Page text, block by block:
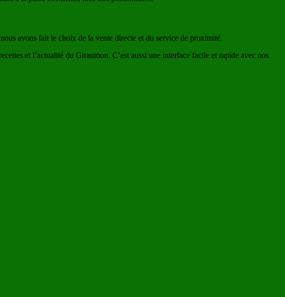
avons fait le choix de la vente directe et du service de proximité.
et l’actualité du Giraumon. C’est aussi une interface facile et rapide avec nos